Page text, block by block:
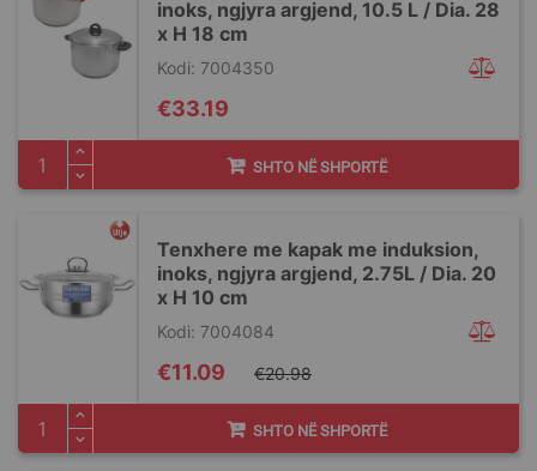
inoks, ngjyra argjend, 10.5 L / Dia. 28
x H 18 cm
Kodi: 7004350
€33.19
SHTO NË SHPORTË
Tenxhere me kapak me induksion,
inoks, ngjyra argjend, 2.75L / Dia. 20
x H 10 cm
Kodi: 7004084
Special
Price
€11.09 €20.98
SHTO NË SHPORTË